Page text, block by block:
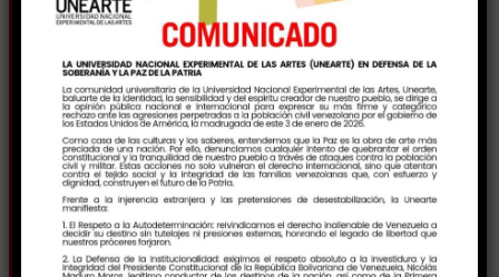
Inauguran exposición
«Reverón: luz de
Venezuela» en la sede
de Unearte de Caño
Amarillo